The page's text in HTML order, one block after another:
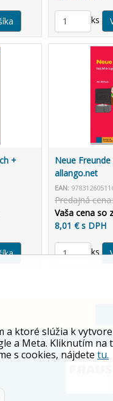
ks
+
Neue
allango.net
EAN:
Predajná
Vaša cena so
8,01 € s DPH
ks
a ktoré slúžia k
Meta. Kliknutím na
s cookies, nájdete tu.